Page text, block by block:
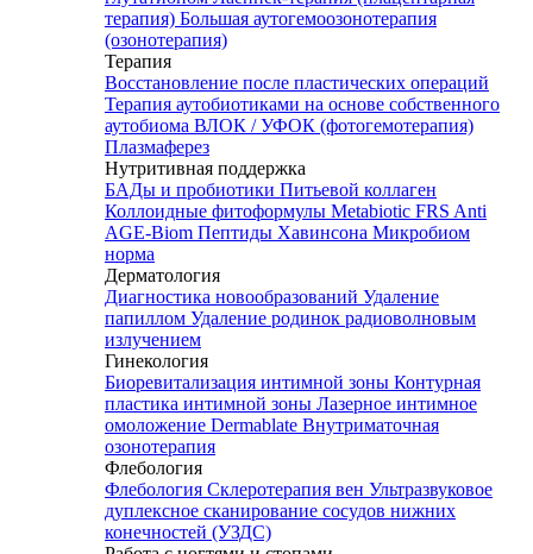
терапия) Большая аутогемоозонотерапия
(озонотерапия)
Терапия
Восстановление после пластических операций
Терапия аутобиотиками на основе собственного
аутобиома ВЛОК / УФОК (фотогемотерапия)
Плазмаферез
Нутритивная поддержка
БАДы и пробиотики Питьевой коллаген
Коллоидные фитоформулы Metabiotic FRS Anti
AGE-Biom Пептиды Хавинсона Микробиом
норма
Дерматология
Диагностика новообразований Удаление
папиллом Удаление родинок радиоволновым
излучением
Гинекология
Биоревитализация интимной зоны Контурная
пластика интимной зоны Лазерное интимное
омоложение Dermablate Внутриматочная
озонотерапия
Флебология
Флебология Склеротерапия вен Ультразвуковое
дуплексное сканирование сосудов нижних
конечностей (УЗДС)